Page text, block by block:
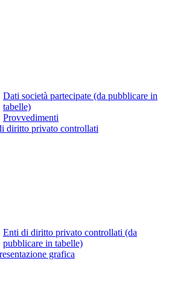
Dati società partecipate (da pubblicare in
tabelle)
Provvedimenti
diritto privato controllati
Enti di diritto privato controllati (da
pubblicare in tabelle)
grafica